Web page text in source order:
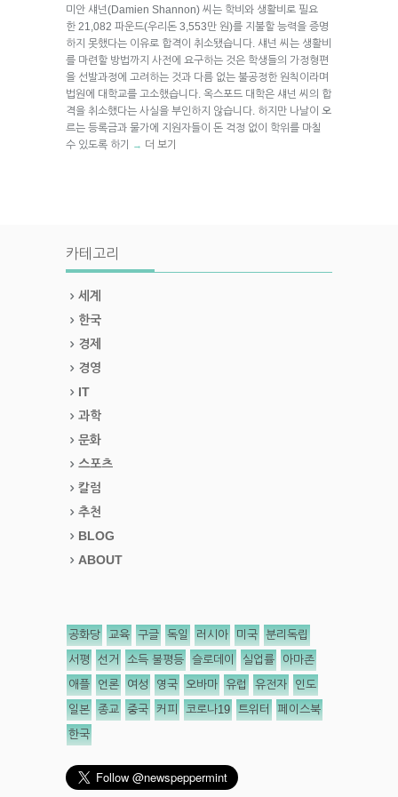
미안 섀넌(Damien Shannon) 씨는 학비와 생활비로 필요
한 21,082 파운드(우리돈 3,553만 원)를 지불할 능력을 증명
하지 못했다는 이유로 합격이 취소됐습니다. 섀넌 씨는 생활비
를 마련할 방법까지 사전에 요구하는 것은 학생들의 가정형편
을 선발과정에 고려하는 것과 다름 없는 불공정한 원칙이라며
법원에 대학교를 고소했습니다. 옥스포드 대학은 섀넌 씨의 합
격을 취소했다는 사실을 부인하지 않습니다. 하지만 나날이 오
르는 등록금과 물가에 지원자들이 돈 걱정 없이 학위를 마칠
수 있도록 하기
→ 더 보기
카테고리
세계
한국
경제
경영
IT
과학
문화
스포츠
칼럼
추천
BLOG
ABOUT
공화당 교육 구글 독일 러시아 미국 분리독립
서평 선거 소득 불평등 슬로데이 실업률 아마존
애플 언론 여성 영국 오바마 유럽 유전자 인도
일본 종교 중국 커피 코로나19 트위터 페이스북
한국